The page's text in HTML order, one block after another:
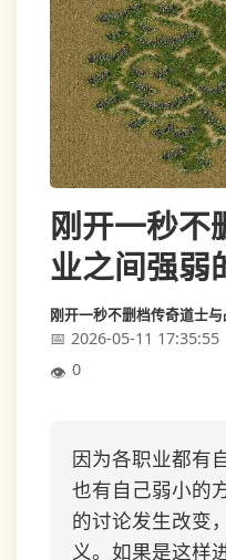
刚开一秒不
业之间强弱
刚开一秒不删档传奇道士
2026-05-11 17:35:55
0
因为各职业都有
也有自己弱小的
的讨论发生改变
义。如果是这样